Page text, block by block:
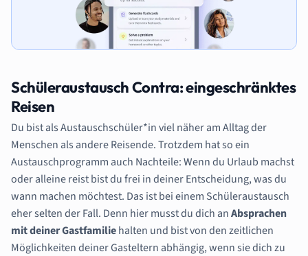
Schüleraustausch Contra: eingeschränktes
Reisen
Du bist als Austauschschüler*in viel näher am Alltag der
Menschen als andere Reisende. Trotzdem hat so ein
Austauschprogramm auch Nachteile: Wenn du Urlaub machst
oder alleine reist bist du frei in deiner Entscheidung, was du
wann machen möchtest. Das ist bei einem Schüleraustausch
eher selten der Fall. Denn hier musst du dich anAbsprachen
mit deiner Gastfamiliehalten und bist von den zeitlichen
Möglichkeiten deiner Gasteltern abhängig, wenn sie dich zu